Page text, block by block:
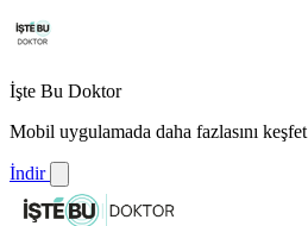
İşte Bu Doktor
Mobil uygulamada daha fazlasını keşfet
İndir